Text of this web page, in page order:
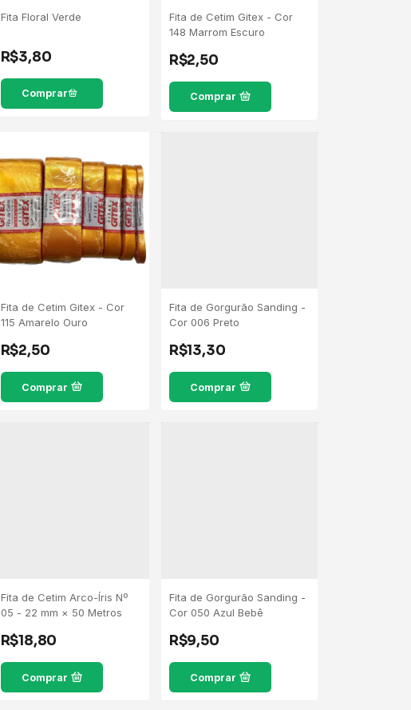
Fita Floral Verde
R$3,80
Fita de Cetim Gitex - Cor
148 Marrom Escuro
R$2,50
Comprar
Fita de Cetim Gitex - Cor
115 Amarelo Ouro
R$2,50
Comprar
Fita de Gorgurão Sanding -
Cor 006 Preto
R$13,30
Comprar
Fita de Cetim Arco-Íris Nº
05 - 22 mm × 50 Metros
R$18,80
Comprar
Fita de Gorgurão Sanding -
Cor 050 Azul Bebê
R$9,50
Comprar